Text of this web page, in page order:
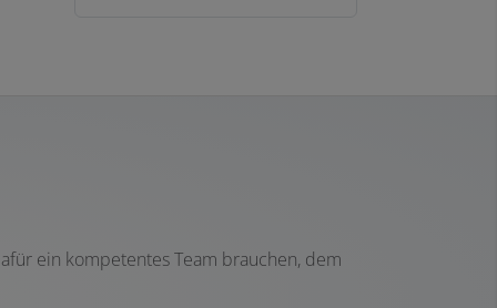
ein kompetentes Team brauchen, dem